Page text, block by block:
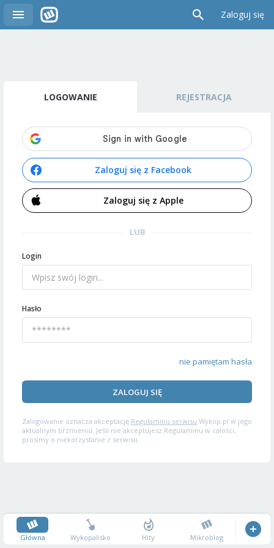
Zaloguj się
LOGOWANIE REJESTRACJA
Zaloguj się z Facebook
Zaloguj się z Apple
LUB
Login
Hasło
nie pamiętam hasła
ZALOGUJ SIĘ
Zalogowanie oznacza akceptację Regulaminu serwisu Wykop.pl w jego
aktualnym brzmieniu. Jeśli nie akceptujesz Regulaminu w całości,
prosimy o niekorzystanie z serwisu.
Główna Wykopalisko Hity Mikroblog